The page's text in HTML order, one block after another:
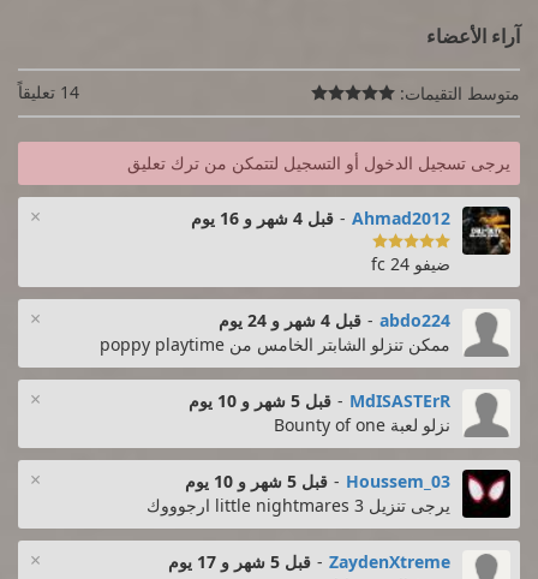
آراء الأعضاء
متوسط التقيمات:  14 تعليقاً
يرجى تسجيل الدخول أو التسجيل لتتمكن من ترك تعليق
× Ahmad2012
- قبل 4 شهر و 16 يوم

ضيفو fc 24
× abdo224
- قبل 4 شهر و 24 يوم
ممكن تنزلو الشابتر الخامس من poppy playtime
× MdISASTErR
- قبل 5 شهر و 10 يوم
نزلو لعبة Bounty of one
× Houssem_03
- قبل 5 شهر و 10 يوم
يرجى تنزيل little nightmares 3 ارجوووك
× ZaydenXtreme
- قبل 5 شهر و 17 يوم